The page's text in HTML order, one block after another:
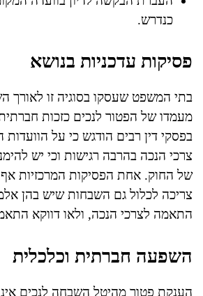
כנדרש.
פסיקות עדכניות בנושא
בתי המשפט שעסקו בסוגיה זו לאורך
מעמדו של הפטור לנכים כזכות
בפסקי דין רבים הודגש כי על הוועדות
צרכי הנכה בהרבה רגישות וכי יש
של החוק. אחת הפסיקות המרכזיות
צריכה לכלול גם השבחות שיש בהן
התאמה לצרכי הנכה, ולאו דווקא
השפעה חברתית וכלכלית
הענקת פטור מהיטל השבחה לנכים